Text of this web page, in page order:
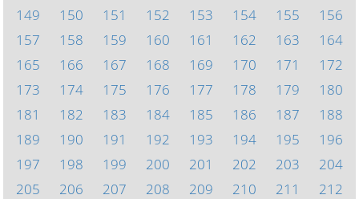
149
150 151 152 153 154 155
156
157
158 159 160 161 162 163
164
165
166 167 168 169 170 171
172
173
174 175 176 177 178 179
180
181
182 183 184 185 186 187
188
189
190 191 192 193 194 195
196
197
198 199 200 201 202 203
204
205
206 207 208 209 210 211
212